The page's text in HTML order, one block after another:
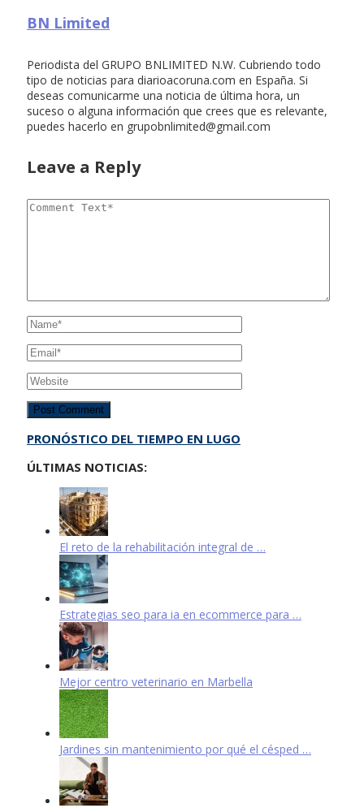
BN Limited
Periodista del GRUPO BNLIMITED N.W. Cubriendo todo
tipo de noticias para diarioacoruna.com en España. Si
deseas comunicarme una noticia de última hora, un
suceso o alguna información que crees que es relevante,
puedes hacerlo en grupobnlimited@gmail.com
Leave a Reply
PRONÓSTICO DEL TIEMPO EN LUGO
ÚLTIMAS NOTICIAS:
El reto de la rehabilitación integral de …
Estrategias seo para ia en ecommerce para …
Mejor centro veterinario en Marbella
Jardines sin mantenimiento por qué el césped …